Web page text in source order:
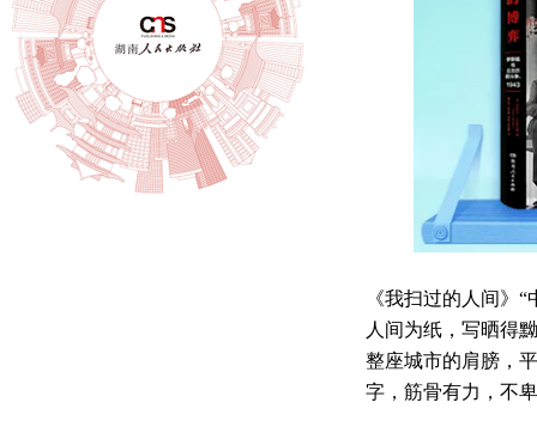
《我扫过的人间》 “
人间为纸，写晒得
整座城市的肩膀，
字，筋骨有力，不